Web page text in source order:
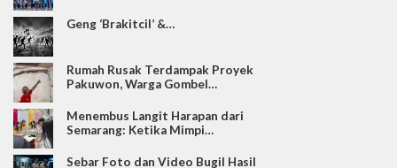
Geng ‘Brakitcil’ &…
Rumah Rusak Terdampak Proyek
Pakuwon, Warga Gombel…
Menembus Langit Harapan dari
Semarang: Ketika Mimpi…
Sebar Foto dan Video Bugil Hasil